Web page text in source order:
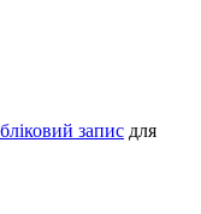
запис для